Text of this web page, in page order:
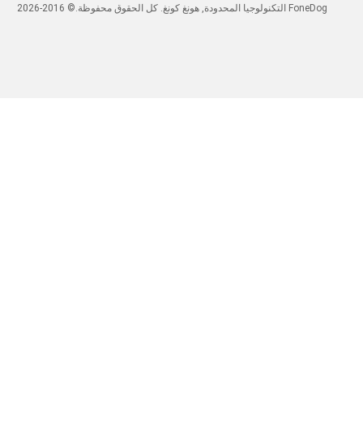
التكنولوجيا المحدودة, هونغ كونغ. كل الحقوق محفوظة.© 2016-2026 FoneDog